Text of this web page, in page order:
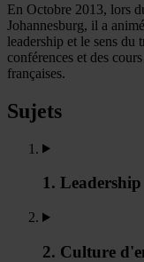
En Octobre 2013, lors
Johannesburg, il a
leadership et le sens
conférences et des
françaises.
Sujets
1. Leadership
2. Culture